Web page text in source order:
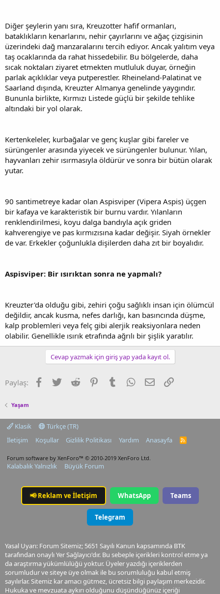
Diğer şeylerin yanı sıra, Kreuzotter hafif ormanları,
bataklıkların kenarlarını, nehir çayırlarını ve ağaç çizgisinin
üzerindeki dağ manzaralarını tercih ediyor. Ancak yalıtım veya
taş ocaklarında da rahat hissedebilir. Bu bölgelerde, daha
sıcak noktaları ziyaret etmekten mutluluk duyar, örneğin
parlak açıklıklar veya putperestler. Rheineland-Palatinat ve
Saarland dışında, Kreuzter Almanya genelinde yaygındır.
Bununla birlikte, Kırmızı Listede güçlü bir şekilde tehlike
altındaki bir yol olarak.
Kertenkeleler, kurbağalar ve genç kuşlar gibi fareler ve
sürüngenler arasında yiyecek ve sürüngenler bulunur. Yılan,
hayvanları zehir ısırmasıyla öldürür ve sonra bir bütün olarak
yutar.
90 santimetreye kadar olan Aspisviper (Vipera Aspis) üçgen
bir kafaya ve karakteristik bir burnu vardır. Yılanların
renklendirilmesi, koyu dalga bandıyla açık griden
kahverengiye ve pas kırmızısına kadar değişir. Siyah örnekler
de var. Erkekler çoğunlukla dişilerden daha zıt bir boyalıdır.
Aspisviper: Bir ısırıktan sonra ne yapmalı?
Kreuzter'da olduğu gibi, zehiri çoğu sağlıklı insan için ölümcül
değildir, ancak kusma, nefes darlığı, kan basıncında düşme,
kalp problemleri veya felç gibi alerjik reaksiyonlara neden
olabilir. Genellikle ısırık etrafında ağrılı bir şişlik yaratılır.
Cevap yazmak için giriş yap yada kayıt ol.
Paylaş: Facebook
TwitterReddit PinterestTumblrWhatsApp
E-postaLink
Yaşam
Klasik
Türkçe (TR)
İletişim
Koşullar Gizlilik Politikası Yardım Anasayfa
R
Forum software by XenForo™ © 2010-2019 XenForo Ltd.
Kalabalık Yalnızlık Büyük Forum
📢Reklam ve İletişim WhatsApp Teams
Telegram
Yasal Uyarı: Forum Sitemiz; 5651 Sayılı Kanun kapsamında BTK
tarafından onaylı Yer Sağlayıcı'dır. Bu sebeple içerikleri kontrol etme ya
da araştırma yükümlülüğü yoktur. Üyeler yazdığı içeriklerden
sorumludur ve siteye üye olmak ile bu sorumluluğu kabul etmiş
sayılırlar. Sitemiz kar amacı gütmez, ücretsiz bilgi paylaşım merkezidir.
Hukuka ve mevzuata aykırı olduğunu düşündüğünüz içeriği